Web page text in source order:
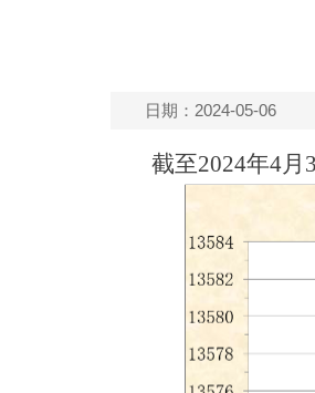
日期：2024-05-06
截至2024年4月